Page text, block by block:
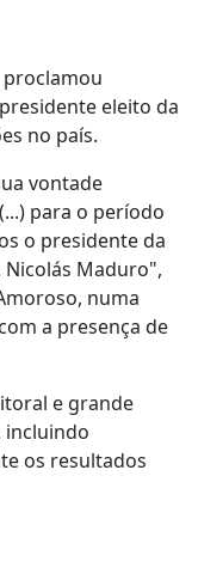
proclamou
eleito da
no país.
vontade
para o período
o presidente da
Nicolás Maduro",
numa
a presença de
e grande
incluindo
os resultados